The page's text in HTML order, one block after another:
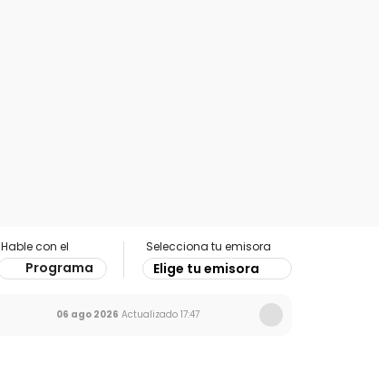
Hable con el
Programa
Selecciona tu emisora
Elige tu emisora
06 ago 2026 Actualizado 17:47